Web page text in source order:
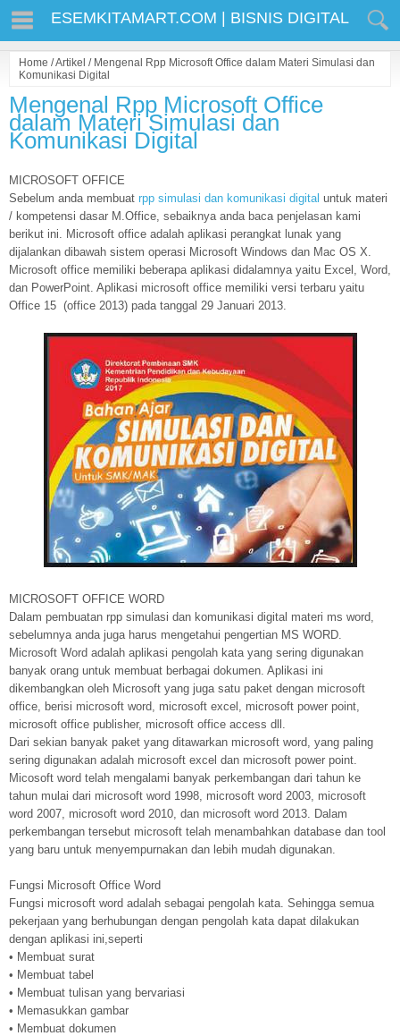
ESEMKITAMART.COM | BISNIS DIGITAL
Home /Artikel / Mengenal Rpp Microsoft Office dalam Materi Simulasi dan
Komunikasi Digital
Mengenal Rpp Microsoft Office
dalam Materi Simulasi dan
Komunikasi Digital
MICROSOFT OFFICE
Sebelum anda membuat rpp simulasi dan komunikasi digital untuk materi
/ kompetensi dasar M.Office, sebaiknya anda baca penjelasan kami
berikut ini. Microsoft office adalah aplikasi perangkat lunak yang
dijalankan dibawah sistem operasi Microsoft Windows dan Mac OS X.
Microsoft office memiliki beberapa aplikasi didalamnya yaitu Excel, Word,
dan PowerPoint. Aplikasi microsoft office memiliki versi terbaru yaitu
Office 15 (office 2013) pada tanggal 29 Januari 2013.
MICROSOFT OFFICE WORD
Dalam pembuatan rpp simulasi dan komunikasi digital materi ms word,
sebelumnya anda juga harus mengetahui pengertian MS WORD.
Microsoft Word adalah aplikasi pengolah kata yang sering digunakan
banyak orang untuk membuat berbagai dokumen. Aplikasi ini
dikembangkan oleh Microsoft yang juga satu paket dengan microsoft
office, berisi microsoft word, microsoft excel, microsoft power point,
microsoft office publisher, microsoft office access dll.
Dari sekian banyak paket yang ditawarkan microsoft word, yang paling
sering digunakan adalah microsoft excel dan microsoft power point.
Micosoft word telah mengalami banyak perkembangan dari tahun ke
tahun mulai dari microsoft word 1998, microsoft word 2003, microsoft
word 2007, microsoft word 2010, dan microsoft word 2013. Dalam
perkembangan tersebut microsoft telah menambahkan database dan tool
yang baru untuk menyempurnakan dan lebih mudah digunakan.
Fungsi Microsoft Office Word
Fungsi microsoft word adalah sebagai pengolah kata. Sehingga semua
pekerjaan yang berhubungan dengan pengolah kata dapat dilakukan
dengan aplikasi ini,seperti
• Membuat surat
• Membuat tabel
• Membuat tulisan yang bervariasi
• Memasukkan gambar
• Membuat dokumen